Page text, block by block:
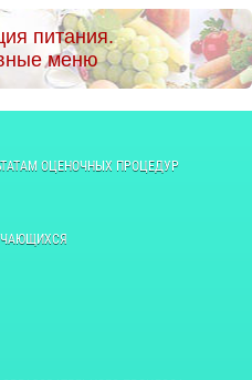
питания.
меню
ОЦЕНОЧНЫХ ПРОЦЕДУР